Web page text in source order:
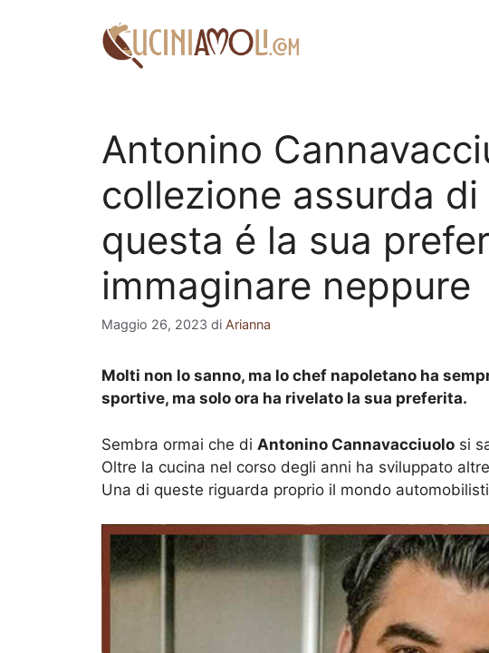
Antonino
collezione assurda di
questa é la sua
immaginare neppure
Maggio 26, 2023 di Arianna
Molti non lo sanno, ma lo chef napoletano ha
sportive, ma solo ora ha rivelato la sua preferita.
Sembra ormai che di Antonino Cannavacciuolo si
Oltre la cucina nel corso degli anni ha sviluppato
Una di queste riguarda proprio il mondo